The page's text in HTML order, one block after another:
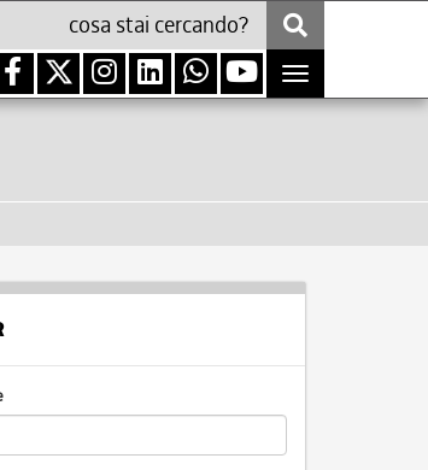
Toggle
navigation